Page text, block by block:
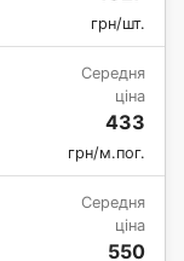
грн/шт.
Середня
ціна
433
грн/м.пог.
Середня
ціна
550